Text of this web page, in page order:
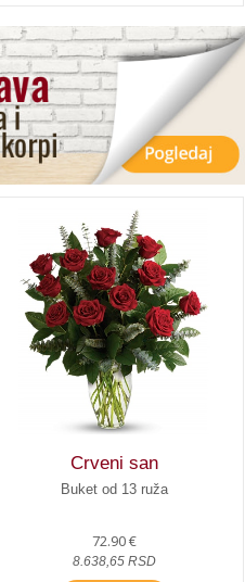
Crveni san
Buket od 13 ruža
72.90 €
8.638,65 RSD